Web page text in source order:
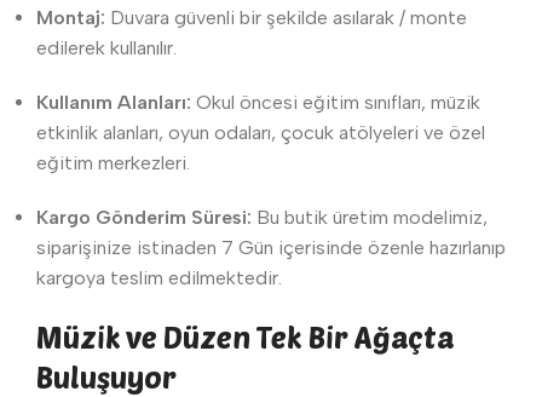
Montaj: Duvara güvenli bir şekilde asılarak / monte
edilerek kullanılır.
Kullanım Alanları: Okul öncesi eğitim sınıfları, müzik
etkinlik alanları, oyun odaları, çocuk atölyeleri ve özel
eğitim merkezleri.
Kargo Gönderim Süresi: Bu butik üretim modelimiz,
siparişinize istinaden 7 Gün içerisinde özenle hazırlanıp
kargoya teslim edilmektedir.
Müzik ve Düzen Tek Bir Ağaçta
Buluşuyor